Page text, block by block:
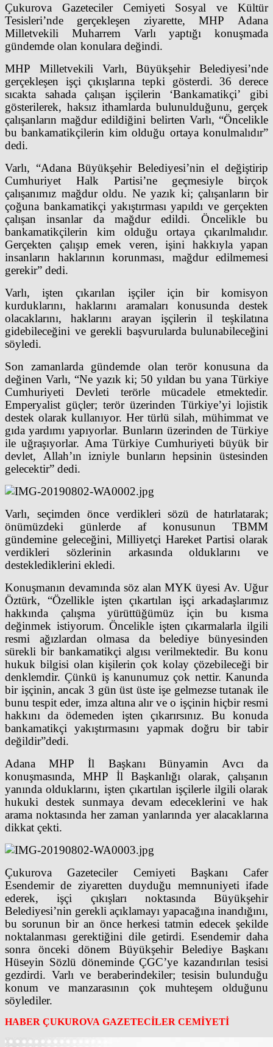
Çukurova Gazeteciler Cemiyeti Sosyal ve Kültür
Tesisleri’nde gerçekleşen ziyarette, MHP Adana
Milletvekili Muharrem Varlı yaptığı konuşmada
gündemde olan konulara değindi.
MHP Milletvekili Varlı, Büyükşehir Belediyesi’nde
gerçekleşen işçi çıkışlarına tepki gösterdi. 36 derece
sıcakta sahada çalışan işçilerin ‘Bankamatikçi’ gibi
gösterilerek, haksız ithamlarda bulunulduğunu, gerçek
çalışanların mağdur edildiğini belirten Varlı, “Öncelikle
bu bankamatikçilerin kim olduğu ortaya konulmalıdır”
dedi.
Varlı, “Adana Büyükşehir Belediyesi’nin el değiştirip
Cumhuriyet Halk Partisi’ne geçmesiyle birçok
çalışanımız mağdur oldu. Ne yazık ki; çalışanların bir
çoğuna bankamatikçi yakıştırması yapıldı ve gerçekten
çalışan insanlar da mağdur edildi. Öncelikle bu
bankamatikçilerin kim olduğu ortaya çıkarılmalıdır.
Gerçekten çalışıp emek veren, işini hakkıyla yapan
insanların haklarının korunması, mağdur edilmemesi
gerekir” dedi.
Varlı, işten çıkarılan işçiler için bir komisyon
kurduklarını, haklarını aramaları konusunda destek
olacaklarını, haklarını arayan işçilerin il teşkilatına
gidebileceğini ve gerekli başvurularda bulunabileceğini
söyledi.
Son zamanlarda gündemde olan terör konusuna da
değinen Varlı, “Ne yazık ki; 50 yıldan bu yana Türkiye
Cumhuriyeti Devleti terörle mücadele etmektedir.
Emperyalist güçler; terör üzerinden Türkiye’yi lojistik
destek olarak kullanıyor. Her türlü silah, mühimmat ve
gıda yardımı yapıyorlar. Bunların üzerinden de Türkiye
ile uğraşıyorlar. Ama Türkiye Cumhuriyeti büyük bir
devlet, Allah’ın izniyle bunların hepsinin üstesinden
gelecektir” dedi.
Varlı, seçimden önce verdikleri sözü de hatırlatarak;
önümüzdeki günlerde af konusunun TBMM
gündemine geleceğini, Milliyetçi Hareket Partisi olarak
verdikleri sözlerinin arkasında olduklarını ve
desteklediklerini ekledi.
Konuşmanın devamında söz alan MYK üyesi Av. Uğur
Öztürk, “Özellikle işten çıkartılan işçi arkadaşlarımız
hakkında çalışma yürüttüğümüz için bu kısma
değinmek istiyorum. Öncelikle işten çıkarmalarla ilgili
resmi ağızlardan olmasa da belediye bünyesinden
sürekli bir bankamatikçi algısı verilmektedir. Bu konu
hukuk bilgisi olan kişilerin çok kolay çözebileceği bir
denklemdir. Çünkü iş kanunumuz çok nettir. Kanunda
bir işçinin, ancak 3 gün üst üste işe gelmezse tutanak ile
bunu tespit eder, imza altına alır ve o işçinin hiçbir resmi
hakkını da ödemeden işten çıkarırsınız. Bu konuda
bankamatikçi yakıştırmasını yapmak doğru bir tabir
değildir”dedi.
Adana MHP İl Başkanı Bünyamin Avcı da
konuşmasında, MHP İl Başkanlığı olarak, çalışanın
yanında olduklarını, işten çıkartılan işçilerle ilgili olarak
hukuki destek sunmaya devam edeceklerini ve hak
arama noktasında her zaman yanlarında yer alacaklarına
dikkat çekti.
Çukurova Gazeteciler Cemiyeti Başkanı Cafer
Esendemir de ziyaretten duyduğu memnuniyeti ifade
ederek, işçi çıkışları noktasında Büyükşehir
Belediyesi’nin gerekli açıklamayı yapacağına inandığını,
bu sorunun bir an önce herkesi tatmin edecek şekilde
noktalanması gerektiğini dile getirdi. Esendemir daha
sonra önceki dönem Büyükşehir Belediye Başkanı
Hüseyin Sözlü döneminde ÇGC’ye kazandırılan tesisi
gezdirdi. Varlı ve beraberindekiler; tesisin bulunduğu
konum ve manzarasının çok muhteşem olduğunu
söylediler.
HABER ÇUKUROVA GAZETECİLER CEMİYETİ